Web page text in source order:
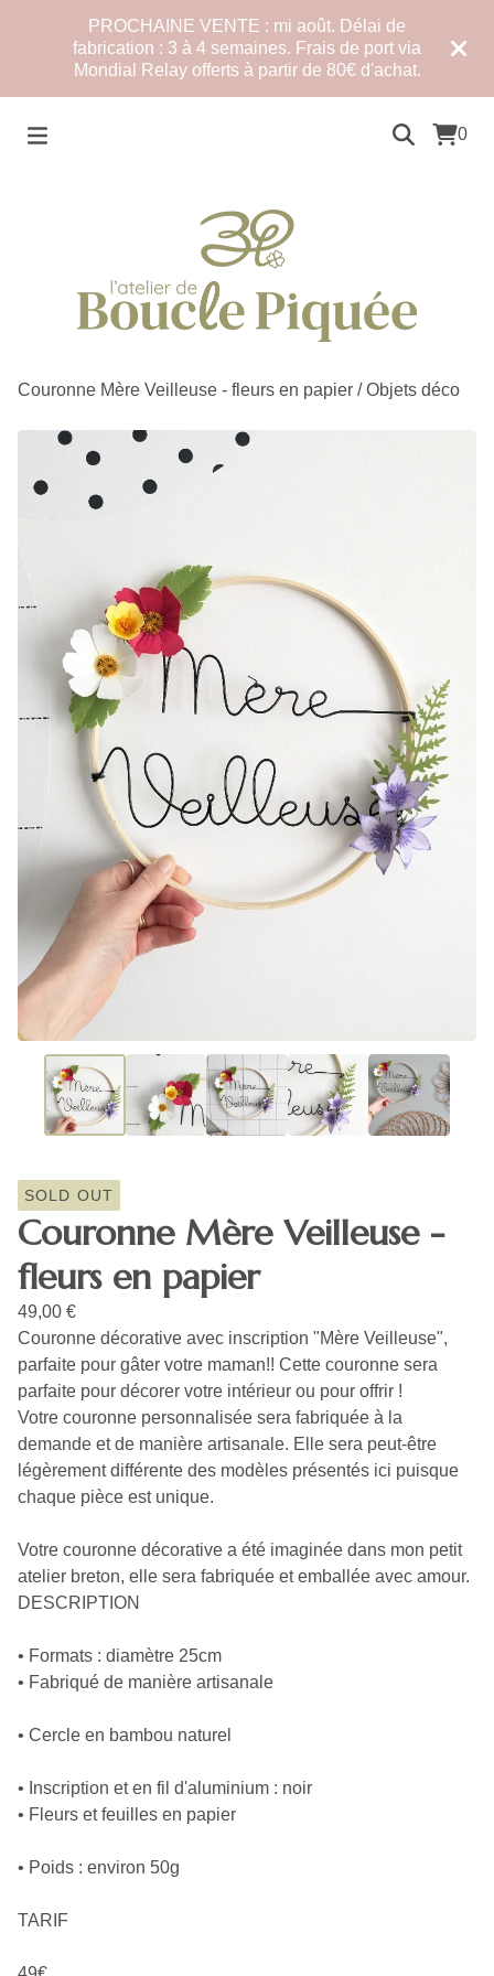
PROCHAINE VENTE : mi août. Délai de
fabrication : 3 à 4 semaines. Frais de port via
Mondial Relay offerts à partir de 80€ d'achat.
0
Couronne Mère Veilleuse - fleurs en papier /Objets déco
SOLD OUT
Couronne Mère Veilleuse -
fleurs en papier
49,00 €
Couronne décorative avec inscription "Mère Veilleuse",
parfaite pour gâter votre maman!! Cette couronne sera
parfaite pour décorer votre intérieur ou pour offrir !
Votre couronne personnalisée sera fabriquée à la
demande et de manière artisanale. Elle sera peut-être
légèrement différente des modèles présentés ici puisque
chaque pièce est unique.
Votre couronne décorative a été imaginée dans mon petit
atelier breton, elle sera fabriquée et emballée avec amour.
DESCRIPTION
• Formats : diamètre 25cm
• Fabriqué de manière artisanale
• Cercle en bambou naturel
• Inscription et en fil d'aluminium : noir
• Fleurs et feuilles en papier
• Poids : environ 50g
TARIF